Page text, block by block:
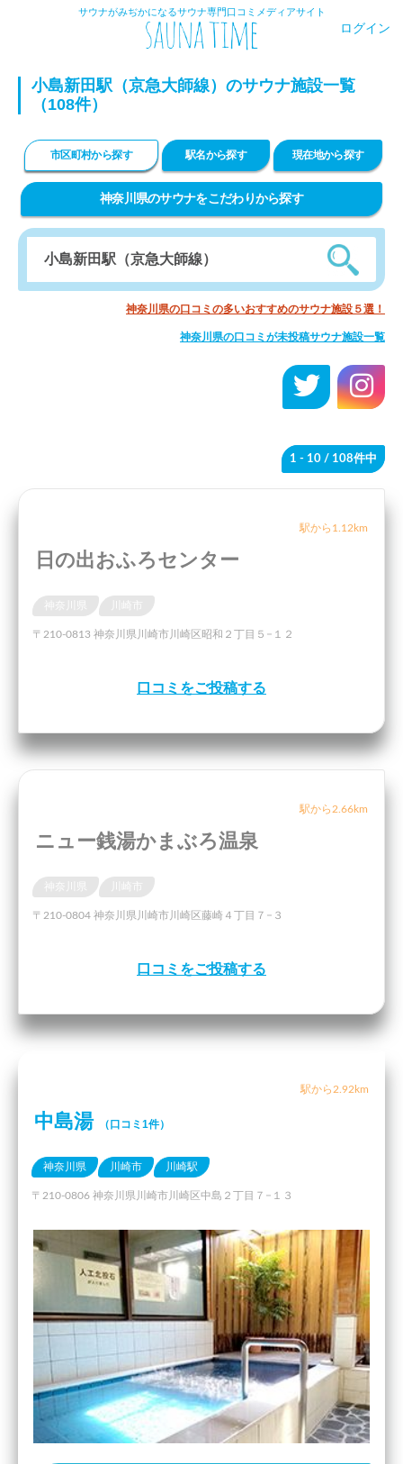
サウナがみぢかになるサウナ専門口コミメディアサイト
ログイン
小島新田駅（京急大師線）のサウナ施設一覧
（108件）
市区町村から探す 駅名から探す 現在地から探す
神奈川県のサウナをこだわりから探す
神奈川県の口コミの多いおすすめのサウナ施設５選！
神奈川県の口コミが未投稿サウナ施設一覧
1 - 10 / 108件中
駅から1.12km
日の出おふろセンター
〒210-0813 神奈川県川崎市川崎区昭和２丁目５−１２
口コミをご投稿する
駅から2.66km
ニュー銭湯かまぶろ温泉
〒210-0804 神奈川県川崎市川崎区藤崎４丁目７−３
口コミをご投稿する
駅から2.92km
中島湯 （口コミ1件）
神奈川県 川崎市 川崎駅
〒210-0806 神奈川県川崎市川崎区中島２丁目７−１３